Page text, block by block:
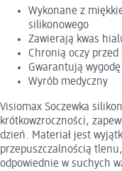
Wykonane z
silikonowego
Zawierają kwas
Chronią oczy
Gwarantują
Wyrób medyczny
Visiomax Soczewka
krótkowzroczności,
dzień. Materiał jest
przepuszczalnością
odpowiednie w suchych